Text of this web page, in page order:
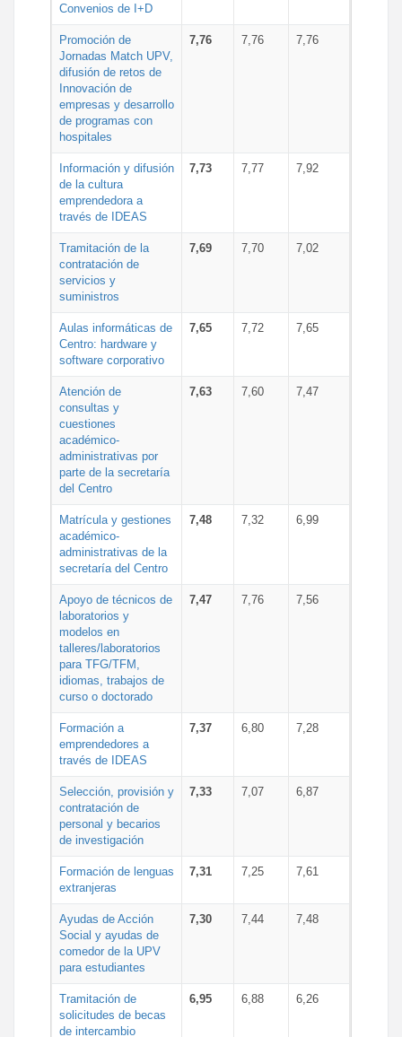
Convenios de I+D
Promoción de
Jornadas Match UPV,
difusión de retos de
Innovación de
empresas y desarrollo
de programas con
hospitales
7,76 7,76 7,76
Información y difusión
de la cultura
emprendedora a
través de IDEAS
7,73 7,77 7,92
Tramitación de la
contratación de
servicios y
suministros
7,69 7,70 7,02
Aulas informáticas de
Centro: hardware y
software corporativo
7,65 7,72 7,65
Atención de
consultas y
cuestiones
académico-
administrativas por
parte de la secretaría
del Centro
7,63 7,60 7,47
Matrícula y gestiones
académico-
administrativas de la
secretaría del Centro
7,48 7,32 6,99
Apoyo de técnicos de
laboratorios y
modelos en
talleres/laboratorios
para TFG/TFM,
idiomas, trabajos de
curso o doctorado
7,47 7,76 7,56
Formación a
emprendedores a
través de IDEAS
7,37 6,80 7,28
Selección, provisión y
contratación de
personal y becarios
de investigación
7,33 7,07 6,87
Formación de lenguas
extranjeras
7,31 7,25 7,61
Ayudas de Acción
Social y ayudas de
comedor de la UPV
para estudiantes
7,30 7,44 7,48
Tramitación de
solicitudes de becas
de intercambio
6,95 6,88 6,26